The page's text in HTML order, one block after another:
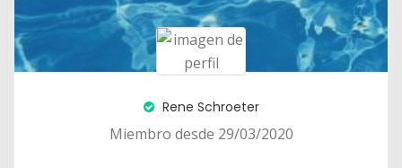
Rene Schroeter
Miembro desde 29/03/2020